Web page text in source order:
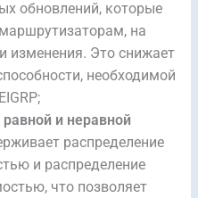
обновлений, которые
на
изменения. Это снижает
необходимой
равной и неравной
распределение
и распределение
что позволяет